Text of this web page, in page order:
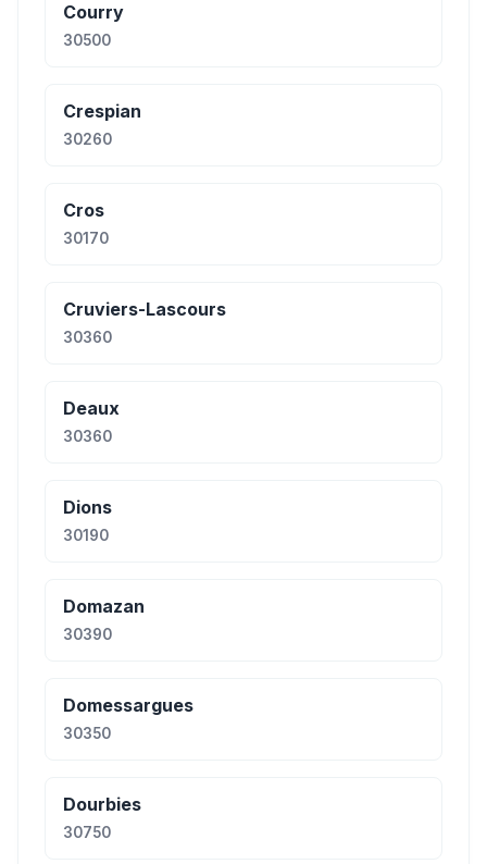
Courry
30500
Crespian
30260
Cros
30170
Cruviers-Lascours
30360
Deaux
30360
Dions
30190
Domazan
30390
Domessargues
30350
Dourbies
30750